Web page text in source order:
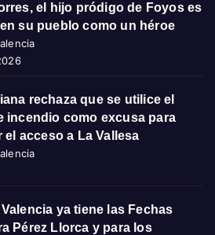
el hijo pródigo de Foyos es
su pueblo como un héroe
rechaza que se utilice el
incendio como excusa para
el acceso a La Vallesa
Valencia ya tiene las Fechas
Pérez Llorca y para los